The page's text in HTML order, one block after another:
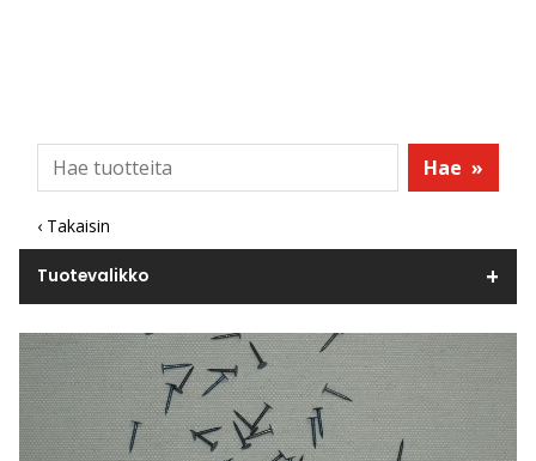
Hae »
‹ Takaisin
Tuotevalikko